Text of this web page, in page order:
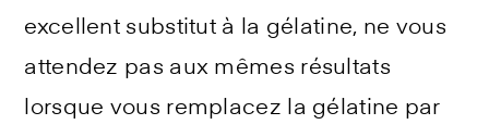
excellent substitut à la gélatine, ne vous
attendez pas aux mêmes résultats
lorsque vous remplacez la gélatine par